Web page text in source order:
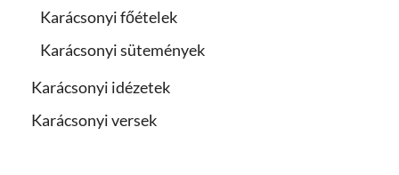
Karácsonyi főételek
Karácsonyi sütemények
Karácsonyi idézetek
Karácsonyi versek